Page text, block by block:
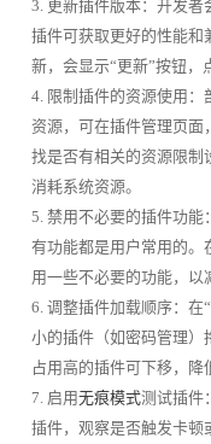
3. 更新插件版本：开发
插件可获取更好的性能和
新，会显示“更新”按钮，
4. 限制插件的资源使用：
资源，可在插件管理页面
找是否有相关的资源限制
消耗系统资源。
5. 禁用不必要的插件功
有功能都是用户常用的。
用一些不必要的功能，以
6. 调整插件加载顺序：在
小的插件（如密码管理）
占用高的插件可下移，降
7. 启用无痕模式测试插件
插件，观察是否触发卡顿